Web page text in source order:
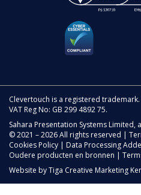
Clevertouch is a registered
VAT Reg No: GB 299 4892 75.
Sahara Presentation Systems
© 2021 – 2026 All rights reserved |
Cookies Policy
Data Processing
Oudere producten en bronnen
Website byTiga Creative Marketing